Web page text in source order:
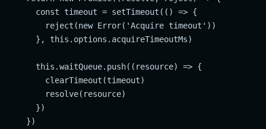
      const timeout = setTimeout(() => {
        reject(new Error('Acquire timeout'))
      }, this.options.acquireTimeoutMs)
      this.waitQueue.push((resource) => {
        clearTimeout(timeout)
        resolve(resource)
      })
    })